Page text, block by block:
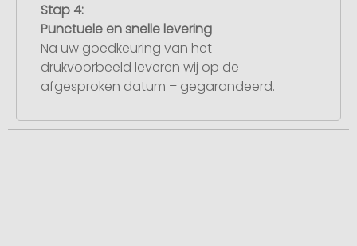
Stap 4:
Punctuele en snelle levering
Na uw goedkeuring van het
drukvoorbeeld leveren wij op de
afgesproken datum – gegarandeerd.